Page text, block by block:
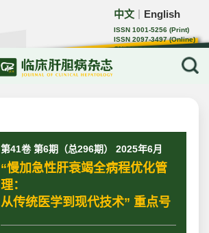
中文 English
ISSN 1001-5256 (Print)
ISSN 2097-3497 (Online)
CN 22-1108/R
第41卷 第6期（总296期） 2025年6月
“慢加急性肝衰竭全病程优化管
理：
从传统医学到现代技术” 重点号